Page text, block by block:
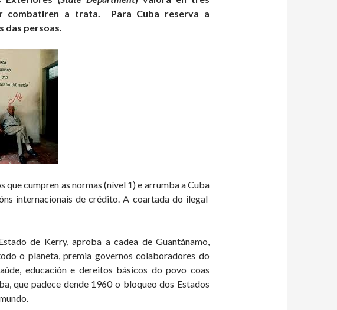
combatiren a trata. Para Cuba reserva a
das persoas.
cumpren as normas (nível 1) e arrumba a Cuba
internacionais de crédito. A coartada do ilegal
de Kerry, aproba a cadea de Guantánamo,
o planeta, premia governos colaboradores do
educación e dereitos básicos do povo coas
que padece dende 1960 o bloqueo dos Estados